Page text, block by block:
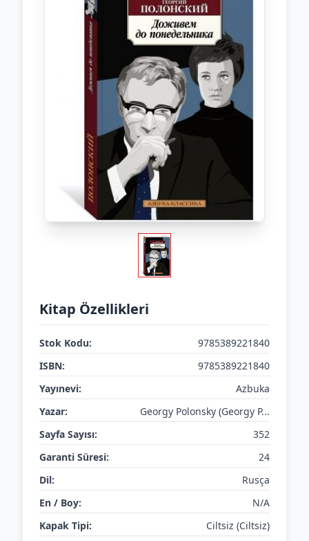
Kitap Özellikleri
Stok Kodu:
9785389221840
ISBN:
9785389221840
Yayınevi:
Azbuka
Yazar:
Georgy Polonsky (Georgy P...
Sayfa Sayısı:
352
Garanti Süresi:
24
Dil:
Rusça
En / Boy:
N/A
Kapak Tipi:
Ciltsiz (Ciltsiz)